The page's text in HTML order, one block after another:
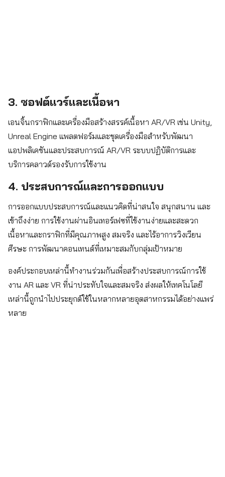
3. ซอฟต์แวร์และเนื้อหา
เอนจิ้นกราฟิกและเครื่องมือสร้างสรรค์เนื้อหา AR/VR เช่น Unity,
Unreal Engine แพลตฟอร์มและชุดเครื่องมือสำหรับพัฒนา
แอปพลิเคชันและประสบการณ์ AR/VR ระบบปฏิบัติการและ
บริการคลาวด์รองรับการใช้งาน
4. ประสบการณ์และการออกแบบ
การออกแบบประสบการณ์และแนวคิดที่น่าสนใจ สนุกสนาน และ
เข้าถึงง่าย การใช้งานผ่านอินเทอร์เฟซที่ใช้งานง่ายและสะดวก
เนื้อหาและกราฟิกที่มีคุณภาพสูง สมจริง และไร้อาการวิงเวียน
ศีรษะ การพัฒนาคอนเทนต์ที่เหมาะสมกับกลุ่มเป้าหมาย
องค์ประกอบเหล่านี้ทำงานร่วมกันเพื่อสร้างประสบการณ์การใช้
งาน AR และ VR ที่น่าประทับใจและสมจริง ส่งผลให้เทคโนโลยี
เหล่านี้ถูกนำไปประยุกต์ใช้ในหลากหลายอุตสาหกรรมได้อย่างแพร่
หลาย